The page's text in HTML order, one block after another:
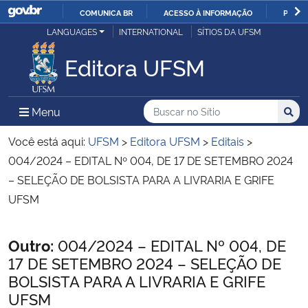
IR
O
COMUNICA BR ACESSO À INFORMAÇÃO
Ministério da Justiça e Segurança Pública
Ministério da Defesa
Ministério das Relações Exteriores
Ministério da Economia
Ministério da Agricultura, Pecuária e Abastecimento
Ministério da Educação
LANGUAGES INTERNATIONAL SÍTIOS DA UFSM
Editora UFSM
Menu Menu Principal do Sítio
Busca
Buscar no no Sítio
Busca:
Você está aqui: UFSM > Editora UFSM > Editais >
004/2024 – EDITAL Nº 004, DE 17 DE SETEMBRO 2024
– SELEÇÃO DE BOLSISTA PARA A LIVRARIA E GRIFE
UFSM
Início do conteúdo
Outro: 004/2024 – EDITAL Nº 004, DE
17 DE SETEMBRO 2024 – SELEÇÃO DE
BOLSISTA PARA A LIVRARIA E GRIFE
UFSM